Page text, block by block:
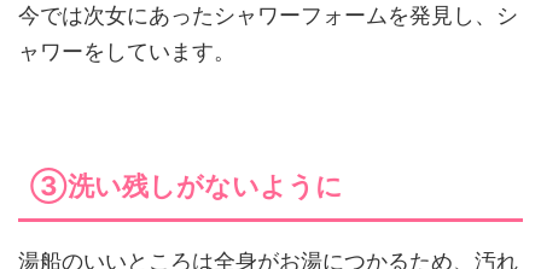
今では次女にあったシャワーフォームを発見し、シ
ャワーをしています。
③洗い残しがないように
湯船のいいところは全身がお湯につかるため、汚れ